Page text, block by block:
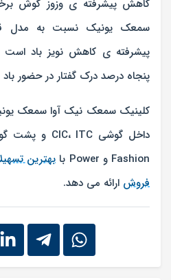
کاهش پیشرفته ی وزوز گوش
پیشرفته ی کاهش نویز باد است
پنجاه درصد درک گفتار در حضور
Fashion و Power با
بهترین
فروش ارائه می دهد.